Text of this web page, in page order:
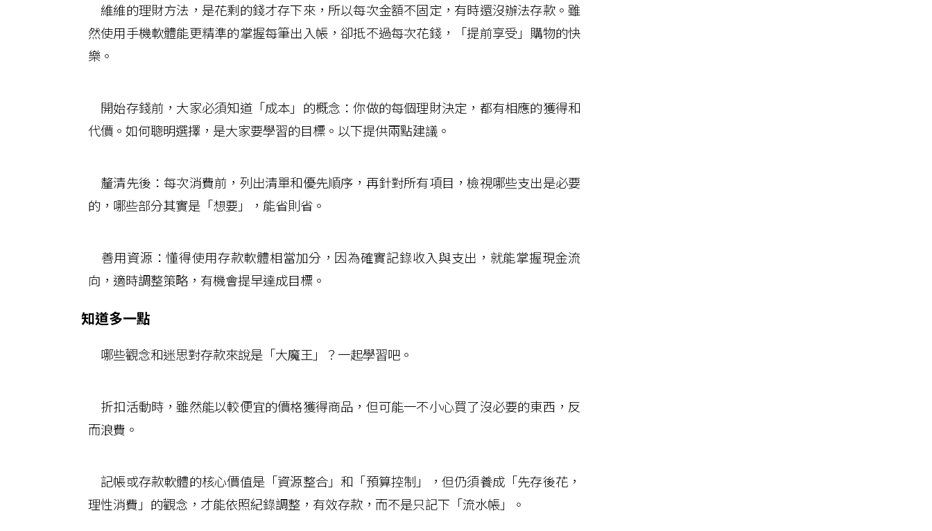
維維的理財方法，是花剩的錢才存下來，所以每次金額不固定，有時還沒辦法存款。雖
然使用手機軟體能更精準的掌握每筆出入帳，卻抵不過每次花錢，「提前享受」購物的快
樂。
開始存錢前，大家必須知道「成本」的概念：你做的每個理財決定，都有相應的獲得和
代價。如何聰明選擇，是大家要學習的目標。以下提供兩點建議。
釐清先後：每次消費前，列出清單和優先順序，再針對所有項目，檢視哪些支出是必要
的，哪些部分其實是「想要」，能省則省。
善用資源：懂得使用存款軟體相當加分，因為確實記錄收入與支出，就能掌握現金流
向，適時調整策略，有機會提早達成目標。
知道多一點
哪些觀念和迷思對存款來說是「大魔王」？一起學習吧。
折扣活動時，雖然能以較便宜的價格獲得商品，但可能一不小心買了沒必要的東西，反
而浪費。
記帳或存款軟體的核心價值是「資源整合」和「預算控制」，但仍須養成「先存後花，
理性消費」的觀念，才能依照紀錄調整，有效存款，而不是只記下「流水帳」。